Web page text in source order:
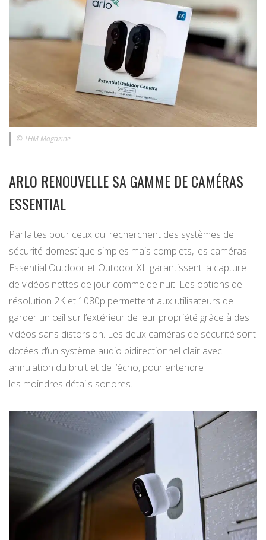
© THM Magazine
ARLO RENOUVELLE SA GAMME DE CAMÉRAS
ESSENTIAL
Parfaites pour ceux qui recherchent des systèmes de
sécurité domestique simples mais complets, les caméras
Essential Outdoor et Outdoor XL garantissent la capture
de vidéos nettes de jour comme de nuit. Les options de
résolution 2K et 1080p permettent aux utilisateurs de
garder un œil sur l’extérieur de leur propriété grâce à des
vidéos sans distorsion. Les deux caméras de sécurité sont
dotées d’un système audio bidirectionnel clair avec
annulation du bruit et de l’écho, pour entendre
les moindres détails sonores.